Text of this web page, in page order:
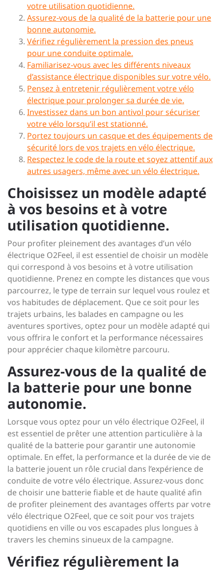
votre utilisation quotidienne.
Assurez-vous de la qualité de la batterie pour une
bonne autonomie.
Vérifiez régulièrement la pression des pneus
pour une conduite optimale.
Familiarisez-vous avec les différents niveaux
d’assistance électrique disponibles sur votre vélo.
Pensez à entretenir régulièrement votre vélo
électrique pour prolonger sa durée de vie.
Investissez dans un bon antivol pour sécuriser
votre vélo lorsqu’il est stationné.
Portez toujours un casque et des équipements de
sécurité lors de vos trajets en vélo électrique.
Respectez le code de la route et soyez attentif aux
autres usagers, même avec un vélo électrique.
Choisissez un modèle adapté
à vos besoins et à votre
utilisation quotidienne.
Pour profiter pleinement des avantages d’un vélo
électrique O2Feel, il est essentiel de choisir un modèle
qui correspond à vos besoins et à votre utilisation
quotidienne. Prenez en compte les distances que vous
parcourrez, le type de terrain sur lequel vous roulez et
vos habitudes de déplacement. Que ce soit pour les
trajets urbains, les balades en campagne ou les
aventures sportives, optez pour un modèle adapté qui
vous offrira le confort et la performance nécessaires
pour apprécier chaque kilomètre parcouru.
Assurez-vous de la qualité de
la batterie pour une bonne
autonomie.
Lorsque vous optez pour un vélo électrique O2Feel, il
est essentiel de prêter une attention particulière à la
qualité de la batterie pour garantir une autonomie
optimale. En effet, la performance et la durée de vie de
la batterie jouent un rôle crucial dans l’expérience de
conduite de votre vélo électrique. Assurez-vous donc
de choisir une batterie fiable et de haute qualité afin
de profiter pleinement des avantages offerts par votre
vélo électrique O2Feel, que ce soit pour vos trajets
quotidiens en ville ou vos escapades plus longues à
travers les chemins sinueux de la campagne.
Vérifiez régulièrement la